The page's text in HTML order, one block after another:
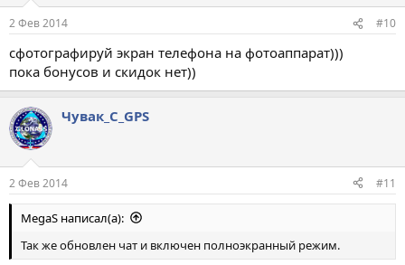
2 Фев 2014 #10
сфотографируй экран телефона на фотоаппарат)))
пока бонусов и скидок нет))
Чувак_С_GPS
2 Фев 2014 #11
MegaS написал(а):
Так же обновлен чат и включен полноэкранный режим.